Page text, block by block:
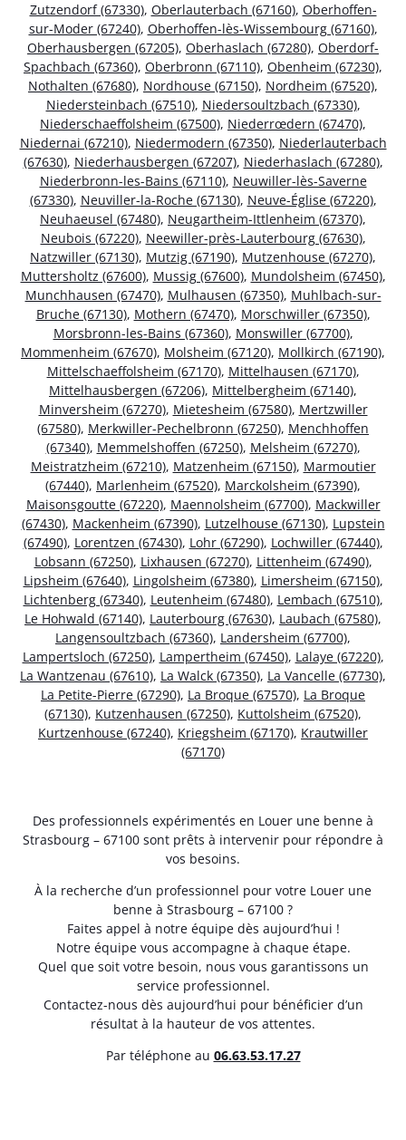
Zutzendorf (67330), Oberlauterbach (67160), Oberhoffen-
sur-Moder (67240), Oberhoffen-lès-Wissembourg (67160),
Oberhausbergen (67205), Oberhaslach (67280), Oberdorf-
Spachbach (67360), Oberbronn (67110), Obenheim (67230),
Nothalten (67680), Nordhouse (67150), Nordheim (67520),
Niedersteinbach (67510), Niedersoultzbach (67330),
Niederschaeffolsheim (67500), Niederrœdern (67470),
Niedernai (67210), Niedermodern (67350), Niederlauterbach
(67630), Niederhausbergen (67207), Niederhaslach (67280),
Niederbronn-les-Bains (67110), Neuwiller-lès-Saverne
(67330), Neuviller-la-Roche (67130), Neuve-Église (67220),
Neuhaeusel (67480), Neugartheim-Ittlenheim (67370),
Neubois (67220), Neewiller-près-Lauterbourg (67630),
Natzwiller (67130), Mutzig (67190), Mutzenhouse (67270),
Muttersholtz (67600), Mussig (67600), Mundolsheim (67450),
Munchhausen (67470), Mulhausen (67350), Muhlbach-sur-
Bruche (67130), Mothern (67470), Morschwiller (67350),
Morsbronn-les-Bains (67360), Monswiller (67700),
Mommenheim (67670), Molsheim (67120), Mollkirch (67190),
Mittelschaeffolsheim (67170), Mittelhausen (67170),
Mittelhausbergen (67206), Mittelbergheim (67140),
Minversheim (67270), Mietesheim (67580), Mertzwiller
(67580), Merkwiller-Pechelbronn (67250), Menchhoffen
(67340), Memmelshoffen (67250), Melsheim (67270),
Meistratzheim (67210), Matzenheim (67150), Marmoutier
(67440), Marlenheim (67520), Marckolsheim (67390),
Maisonsgoutte (67220), Maennolsheim (67700), Mackwiller
(67430), Mackenheim (67390), Lutzelhouse (67130), Lupstein
(67490), Lorentzen (67430), Lohr (67290), Lochwiller (67440),
Lobsann (67250), Lixhausen (67270), Littenheim (67490),
Lipsheim (67640), Lingolsheim (67380), Limersheim (67150),
Lichtenberg (67340), Leutenheim (67480), Lembach (67510),
Le Hohwald (67140), Lauterbourg (67630), Laubach (67580),
Langensoultzbach (67360), Landersheim (67700),
Lampertsloch (67250), Lampertheim (67450), Lalaye (67220),
La Wantzenau (67610), La Walck (67350), La Vancelle (67730),
La Petite-Pierre (67290), La Broque (67570), La Broque
(67130), Kutzenhausen (67250), Kuttolsheim (67520),
Kurtzenhouse (67240), Kriegsheim (67170), Krautwiller
(67170)
Des professionnels expérimentés en Louer une benne à
Strasbourg – 67100 sont prêts à intervenir pour répondre à
vos besoins.
À la recherche d’un professionnel pour votre Louer une
benne à Strasbourg – 67100 ?
Faites appel à notre équipe dès aujourd’hui !
Notre équipe vous accompagne à chaque étape.
Quel que soit votre besoin, nous vous garantissons un
service professionnel.
Contactez-nous dès aujourd’hui pour bénéficier d’un
résultat à la hauteur de vos attentes.
Par téléphone au 06.63.53.17.27